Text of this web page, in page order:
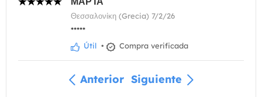
Θεσσαλονίκη (Grecia) 7/2/26
*****
Útil • Compra verificada
Anterior Siguiente